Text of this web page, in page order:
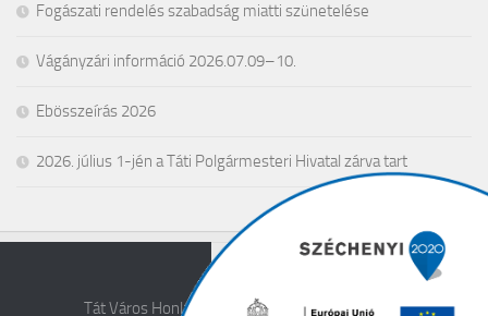
Fogászati rendelés szabadság miatti szünetelése
Vágányzári információ 2026.07.09–10.
Ebösszeírás 2026
2026. július 1-jén a Táti Polgármesteri Hivatal zárva tart
Tát Város Honlapja © 2026. All Rights Reserved.